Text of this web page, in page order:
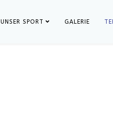
UNSER SPORT GALERIE